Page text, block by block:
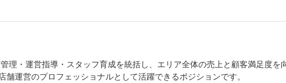
理・運営指導・スタッフ育成を統括し、エリア全体の売上と顧客満足度を
運営のプロフェッショナルとして活躍できるポジションです。